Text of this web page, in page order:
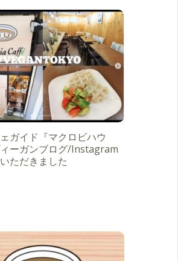
ガイド『マクロビハウ
ーガンブログ/Instagram
ただきました